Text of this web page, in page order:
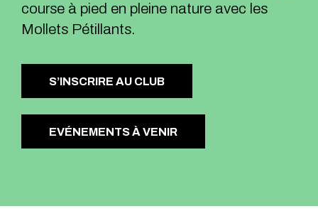
course à pied en pleine nature avec les
Mollets Pétillants.
S’INSCRIRE AU CLUB
EVÉNEMENTS À VENIR